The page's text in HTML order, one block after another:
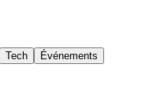
Tech Événements